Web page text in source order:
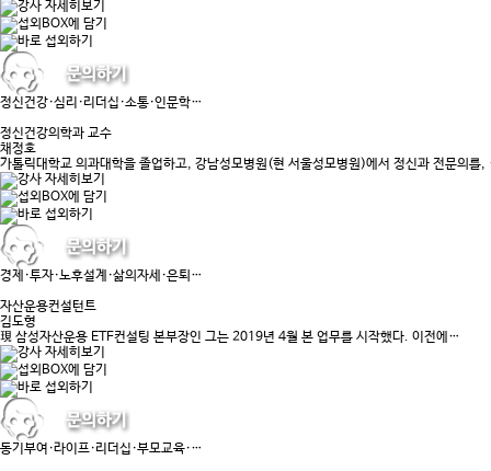
정신건강·심리·리더십·소통·인문학…
정신건강의학과 교수
채정호
가톨릭대학교 의과대학을 졸업하고, 강남성모병원(현 서울성모병원)에서 정신과 전문의를
경제·투자·노후설계·삶의자세·은퇴…
자산운용컨설턴트
김도형
現 삼성자산운용 ETF컨설팅 본부장인 그는 2019년 4월 본 업무를 시작했다. 이전에…
동기부여·라이프·리더십·부모교육·…